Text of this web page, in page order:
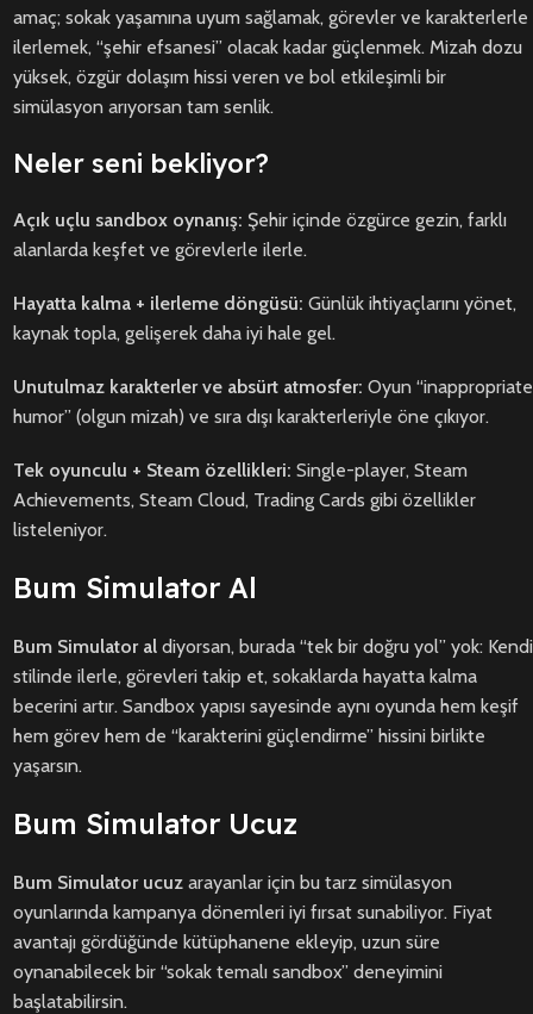
amaç; sokak yaşamına uyum sağlamak, görevler ve karakterlerle
ilerlemek, “şehir efsanesi” olacak kadar güçlenmek. Mizah dozu
yüksek, özgür dolaşım hissi veren ve bol etkileşimli bir
simülasyon arıyorsan tam senlik.
Neler seni bekliyor?
Açık uçlu sandbox oynanış: Şehir içinde özgürce gezin, farklı
alanlarda keşfet ve görevlerle ilerle.
Hayatta kalma + ilerleme döngüsü: Günlük ihtiyaçlarını yönet,
kaynak topla, gelişerek daha iyi hale gel.
Unutulmaz karakterler ve absürt atmosfer: Oyun “inappropriate
humor” (olgun mizah) ve sıra dışı karakterleriyle öne çıkıyor.
Tek oyunculu + Steam özellikleri: Single-player, Steam
Achievements, Steam Cloud, Trading Cards gibi özellikler
listeleniyor.
Bum Simulator Al
Bum Simulator al diyorsan, burada “tek bir doğru yol” yok: Kendi
stilinde ilerle, görevleri takip et, sokaklarda hayatta kalma
becerini artır. Sandbox yapısı sayesinde aynı oyunda hem keşif
hem görev hem de “karakterini güçlendirme” hissini birlikte
yaşarsın.
Bum Simulator Ucuz
Bum Simulator ucuz arayanlar için bu tarz simülasyon
oyunlarında kampanya dönemleri iyi fırsat sunabiliyor. Fiyat
avantajı gördüğünde kütüphanene ekleyip, uzun süre
oynanabilecek bir “sokak temalı sandbox” deneyimini
başlatabilirsin.